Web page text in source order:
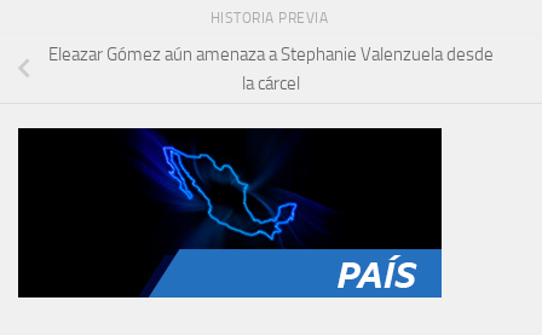
HISTORIA PREVIA
Eleazar Gómez aún amenaza a Stephanie Valenzuela desde
la cárcel